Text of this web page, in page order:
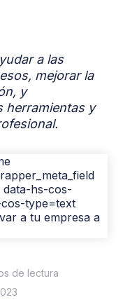
a las
mejorar la
y
herramientas y
de lectura